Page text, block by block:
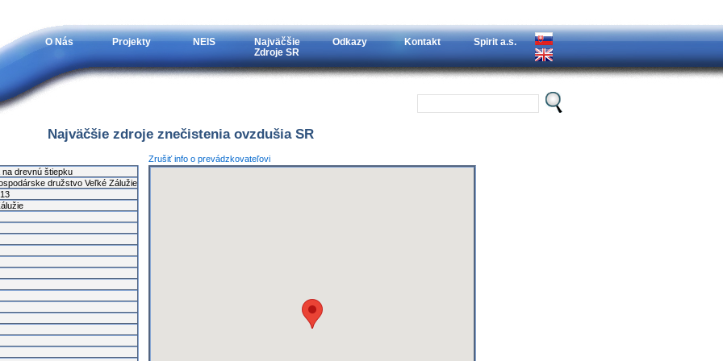
O Nás Projekty NEIS
Najväčšie
Zdroje SR
Odkazy Kontakt Spirit a.s.
Najväčšie zdroje znečistenia ovzdušia SR
Zrušiť info o prevádzkovateľovi
na drevnú štiepku
družstvo Veľké Zálužie